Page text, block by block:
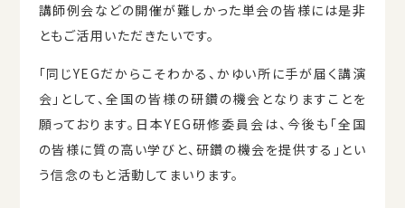
講師例会などの開催が難しかった単会の皆様には是非
ともご活用いただきたいです。
「同じYEGだからこそわかる、かゆい所に手が届く講演
会」として、全国の皆様の研鑽の機会となりますことを
願っております。日本YEG研修委員会は、今後も「全国
の皆様に質の高い学びと、研鑽の機会を提供する」とい
う信念のもと活動してまいります。